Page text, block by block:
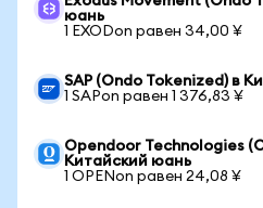
юань
1 EXODon равен 34,00 ¥
SAP (Ondo Tokenized) в
1 SAPon равен 1 376,83 ¥
Opendoor Technologies
Китайский юань
1 OPENon равен 24,08 ¥